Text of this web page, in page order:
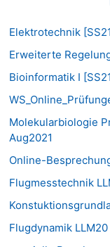
Elektrotechnik
Erweiterte
Bioinformatik I
Molekularbiologie
Aug2021
Online-
Flugmesstechnik
Flugdynamik LLM20